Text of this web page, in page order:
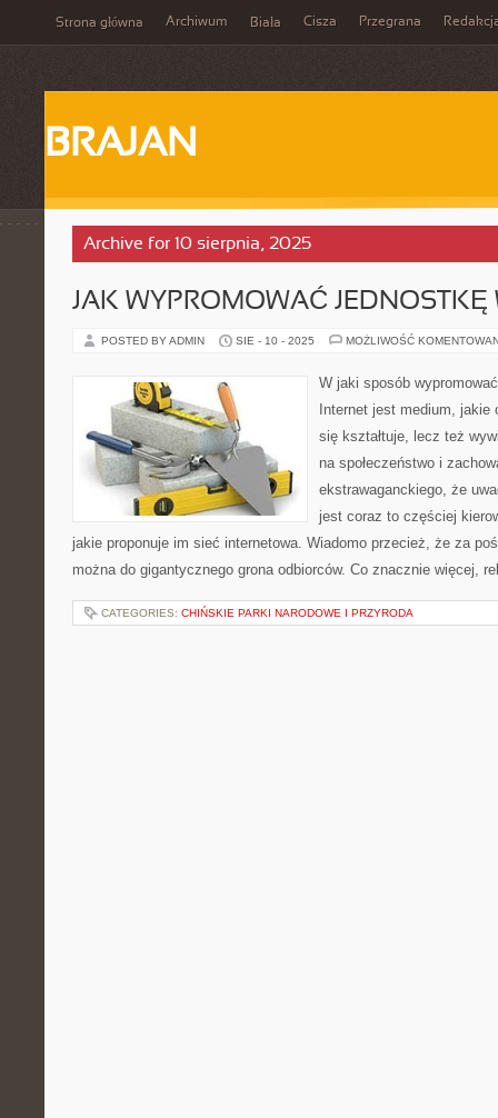
Strona główna Archiwum Biała Cisza Przegrana
BRAJAN
Archive for 10 sierpnia, 2025
JAK WYPROMOWAĆ JEDNOSTKĘ
POSTED BY ADMIN SIE - 10 - 2025 MOŻLIWOŚĆ
W jaki sposób
Internet jest medium,
się kształtuje, lecz też
na społeczeństwo i
ekstrawaganckiego, że
jest coraz to częściej
jakie proponuje im sieć internetowa. Wiadomo przecież, że za
można do gigantycznego grona odbiorców. Co znacznie więcej,
CATEGORIES: CHIŃSKIE PARKI NARODOWE I PRZYRODA